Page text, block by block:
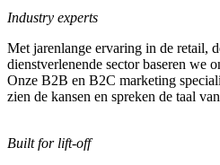
Industry experts
Met jarenlange ervaring in de retail,
dienstverlenende sector baseren we
Onze B2B en B2C marketing
zien de kansen en spreken de taal
Built for lift-off